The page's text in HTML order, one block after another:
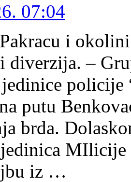
07:04
i
diverzija. –
policije
putu
brda.
iz …